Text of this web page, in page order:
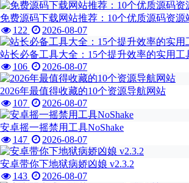
免费源码下载网站推荐：10个优质源码资源
122
2026-08-07
站长必备工具大全：15个提升效率的实用工
106
2026-08-07
2026年最值得收藏的10个资源导航网站
107
2026-08-07
安卓摇一摇禁用工具NoShake
147
2026-08-07
安卓带你下地狱病娇凶娘 v2.3.2
143
2026-08-07